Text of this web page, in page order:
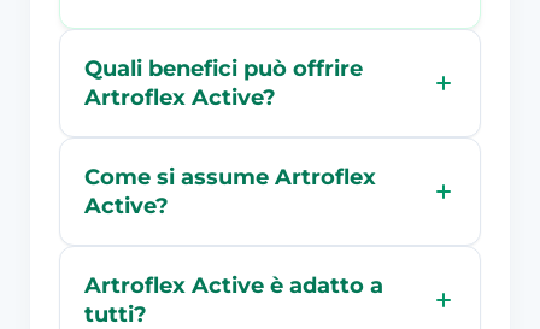
Quali benefici può offrire
Artroflex Active?
Come si assume Artroflex
Active?
Artroflex Active è adatto a
tutti?